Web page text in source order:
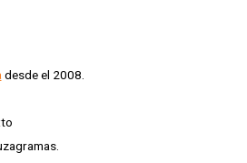
desde el 2008.